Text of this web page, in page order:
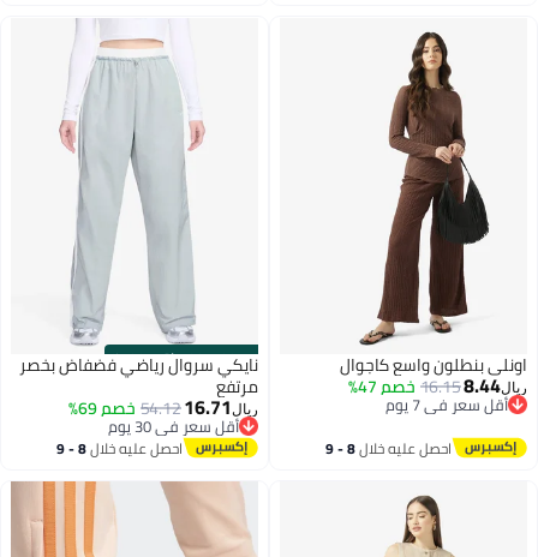
اونلي بنطلون واسع كاجوال
ريال8.44
16.15خصم 47%
أقل سعر في 7 يوم
أقل سعر في 7 يوم
احصل عليه خلال 8 - 9
00m:00s
·باقي 100%
نايكي سروال رياضي فضفاض بخصر
مرتفع
ريال16.71
54.12خصم 69%
أقل سعر في 30 يوم
أقل سعر في 30 يوماحصل عليه خلال 8 - 9